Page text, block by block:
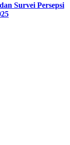
Survei Persepsi